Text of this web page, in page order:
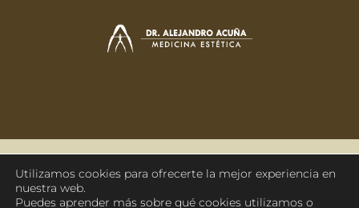
988 210 201 Sáenz Díez 44 | Ourense
Utilizamos cookies para ofrecerte la mejor experiencia en
nuestra web.
Puedes aprender más sobre qué cookies utilizamos o